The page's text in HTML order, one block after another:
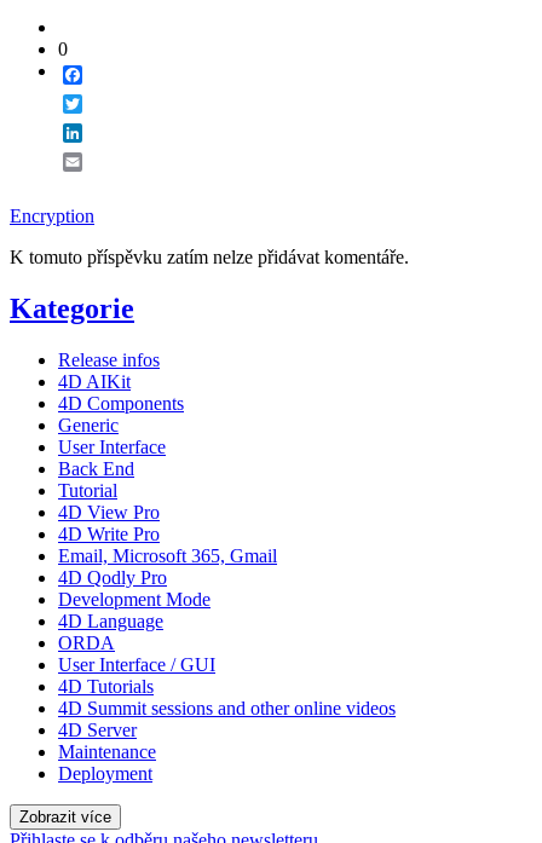
0
Encryption
K tomuto příspěvku zatím nelze přidávat komentáře.
Kategorie
Release infos
4D AIKit
4D Components
Generic
User Interface
Back End
Tutorial
4D View Pro
4D Write Pro
Email, Microsoft 365, Gmail
4D Qodly Pro
Development Mode
4D Language
ORDA
User Interface / GUI
4D Tutorials
4D Summit sessions and other online videos
4D Server
Maintenance
Deployment
Zobrazit více